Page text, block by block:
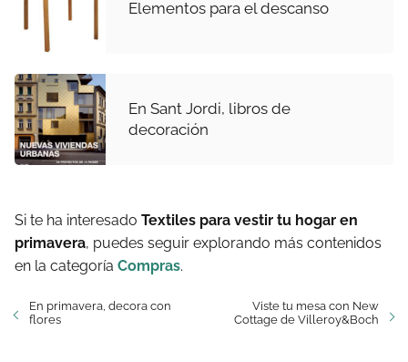
Elementos para el descanso
En Sant Jordi, libros de
decoración
Si te ha interesado Textiles para vestir tu hogar en
primavera, puedes seguir explorando más contenidos
en la categoría Compras.
En primavera, decora con
flores
Viste tu mesa con New
Cottage de Villeroy&Boch